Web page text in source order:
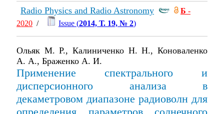
Radio Physics and Radio Astronomy Б -
2020 / Issue (2014, Т. 19, № 2)
Ольяк М. Р., Калиниченко Н. Н., Коноваленко
А. А., Браженко А. И.
Применение спектрального и
дисперсионного анализа в
декаметровом диапазоне радиоволн для